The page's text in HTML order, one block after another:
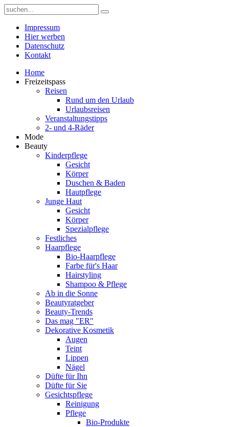
Impressum
Hier werben
Datenschutz
Kontakt
Home
Freizeitspass
Reisen
Rund um den Urlaub
Urlaubsreisen
Veranstaltungstipps
2- und 4-Räder
Mode
Beauty
Kinderpflege
Gesicht
Körper
Duschen & Baden
Hautpflege
Junge Haut
Gesicht
Körper
Spezialpflege
Festliches
Haarpflege
Bio-Haarpflege
Farbe für's Haar
Hairstyling
Shampoo & Pflege
Ab in die Sonne
Beautyratgeber
Beauty-Trends
Das mag "ER"
Dekorative Kosmetik
Augen
Teint
Lippen
Nägel
Düfte für Ihn
Düfte für Sie
Gesichtspflege
Reinigung
Pflege
Bio-Produkte